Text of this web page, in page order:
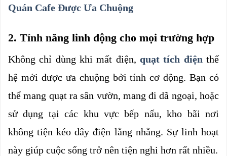
Quán Cafe Được Ưa Chuộng
2. Tính năng linh động cho mọi trường hợp
Không chỉ dùng khi mất điện, quạt tích điện thế
hệ mới được ưa chuộng bởi tính cơ động. Bạn có
thể mang quạt ra sân vườn, mang đi dã ngoại, hoặc
sử dụng tại các khu vực bếp nấu, kho bãi nơi
không tiện kéo dây điện lằng nhằng. Sự linh hoạt
này giúp cuộc sống trở nên tiện nghi hơn rất nhiều.